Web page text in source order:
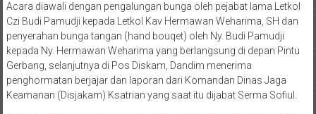
Acara diawali dengan pengalungan bunga oleh pejabat lama Letkol
Czi Budi Pamudji kepada Letkol Kav Hermawan Weharima, SH dan
penyerahan bunga tangan (hand bouqet) oleh Ny. Budi Pamudji
kepada Ny. Hermawan Weharima yang berlangsung di depan Pintu
Gerbang, selanjutnya di Pos Diskam, Dandim menerima
penghormatan berjajar dan laporan dari Komandan Dinas Jaga
Keamanan (Disjakam) Ksatrian yang saat itu dijabat Serma Sofiul.